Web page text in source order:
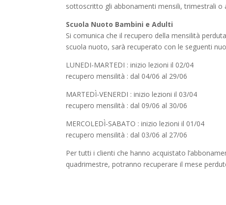
sottoscritto gli abbonamenti mensili, trimestrali o
Scuola Nuoto Bambini e Adulti
Si comunica che il recupero della mensilità
scuola nuoto, sarà recuperato con le seguenti
LUNEDI-MARTEDI : inizio lezioni il 02/04
recupero mensilità : dal 04/06 al 29/06
MARTEDÌ-VENERDI : inizio lezioni il 03/04
recupero mensilità : dal 09/06 al 30/06
MERCOLEDÌ-SABATO : inizio lezioni il 01/04
recupero mensilità : dal 03/06 al 27/06
Per tutti i clienti che hanno acquistato
quadrimestre, potranno recuperare il mese